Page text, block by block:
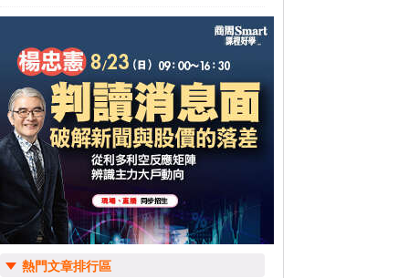
熱門文章排行區